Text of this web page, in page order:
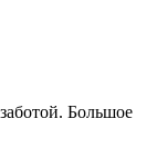
Большое